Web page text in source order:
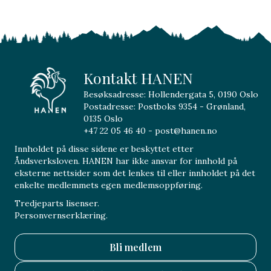
Kontakt HANEN
Besøksadresse: Hollendergata 5, 0190 Oslo
Postadresse: Postboks 9354 - Grønland,
0135 Oslo
+47 22 05 46 40 - post@hanen.no
Innholdet på disse sidene er beskyttet etter
Åndsverksloven. HANEN har ikke ansvar for innhold på
eksterne nettsider som det lenkes til eller innholdet på det
enkelte medlemmets egen medlemsoppføring.
Tredjeparts lisenser.
Personvernserklæring.
Bli medlem